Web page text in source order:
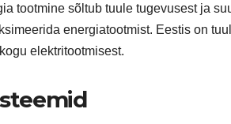
tootmine sõltub tuule tugevusest ja
energiatootmist. Eestis on
elektritootmisest.